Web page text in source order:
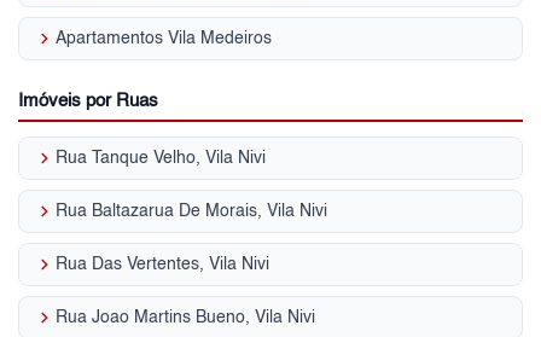
keyboard_arrow_right Apartamentos Vila Medeiros
Imóveis por Ruas
keyboard_arrow_right Rua Tanque Velho, Vila Nivi
keyboard_arrow_right Rua Baltazarua De Morais, Vila Nivi
keyboard_arrow_right Rua Das Vertentes, Vila Nivi
keyboard_arrow_right Rua Joao Martins Bueno, Vila Nivi